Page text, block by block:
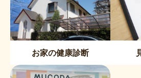
お家の健康診断